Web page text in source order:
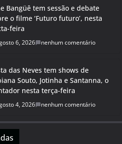
Bangüê tem sessão e debate
o filme ‘Futuro futuro’, nesta
feira
6, 2026 nenhum comentário
das Neves tem shows de
Souto, Jotinha e Santanna, o
nesta terça-feira
4, 2026 nenhum comentário